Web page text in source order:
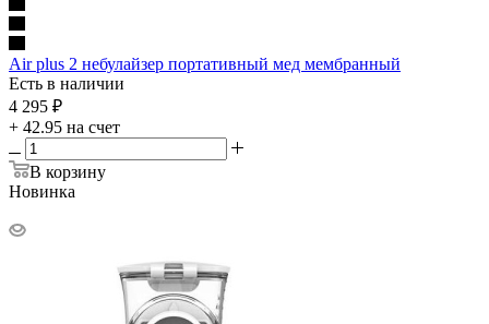
Air plus 2 небулайзер портативный мед мембранный
Есть в наличии
4 295 ₽
+ 42.95 на счет
В корзину
Новинка